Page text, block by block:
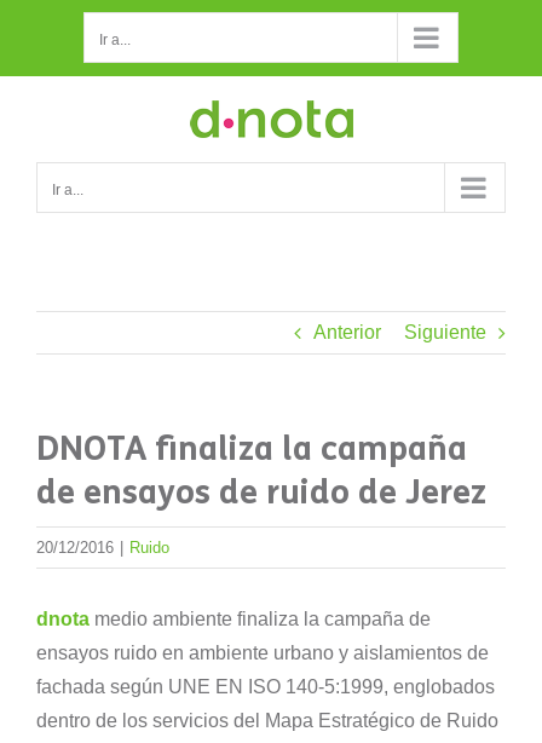
contenido
Ir a...
Ir a...
Anterior Siguiente
DNOTA finaliza la campaña
de ensayos de ruido de Jerez
20/12/2016 Ruido
dnota medio ambiente finaliza la campaña de
ensayos ruido en ambiente urbano y aislamientos de
fachada según UNE EN ISO 140-5:1999, englobados
dentro de los servicios del Mapa Estratégico de Ruido